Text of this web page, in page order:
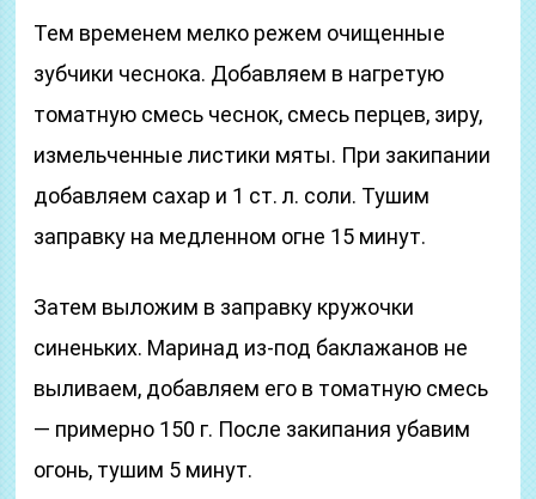
Тем временем мелко режем очищенные
зубчики чеснока. Добавляем в нагретую
томатную смесь чеснок, смесь перцев, зиру,
измельченные листики мяты. При закипании
добавляем сахар и 1 ст. л. соли. Тушим
заправку на медленном огне 15 минут.
Затем выложим в заправку кружочки
синеньких. Маринад из-под баклажанов не
выливаем, добавляем его в томатную смесь
— примерно 150 г. После закипания убавим
огонь, тушим 5 минут.